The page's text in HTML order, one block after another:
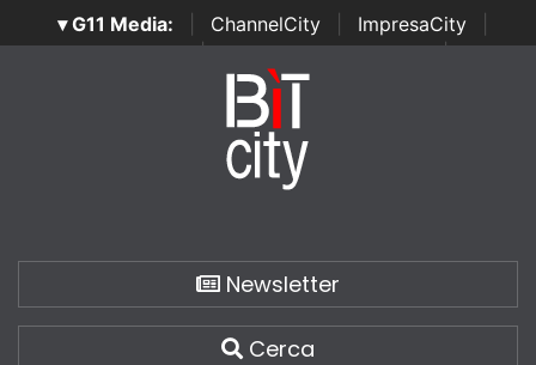
▾ G11 Media: ChannelCity ImpresaCity
SecurityOpenLab | Italian Channel Awards | Italian
Italian Security Awards
Newsletter
Cerca